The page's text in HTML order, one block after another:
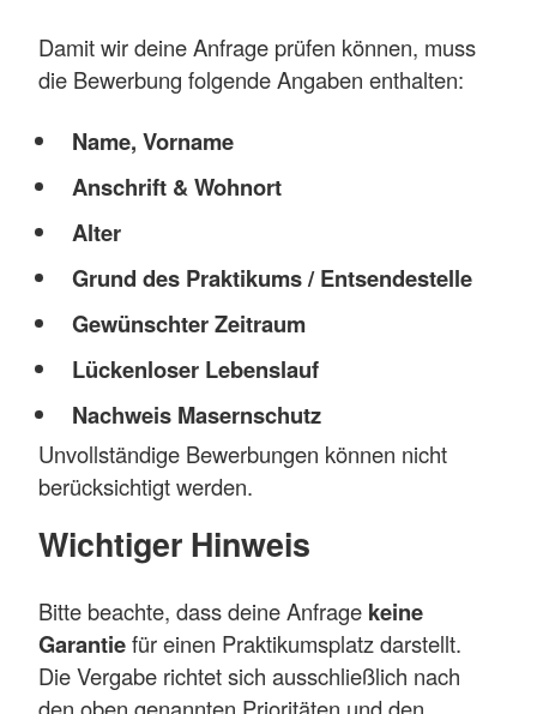
Damit wir deine Anfrage prüfen können, muss
die Bewerbung folgende Angaben enthalten:
Name, Vorname
Anschrift & Wohnort
Alter
Grund des Praktikums / Entsendestelle
Gewünschter Zeitraum
Lückenloser Lebenslauf
Nachweis Masernschutz
Unvollständige Bewerbungen können nicht
berücksichtigt werden.
Wichtiger Hinweis
Bitte beachte, dass deine Anfrage keine
Garantiefür einen Praktikumsplatz darstellt.
Die Vergabe richtet sich ausschließlich nach